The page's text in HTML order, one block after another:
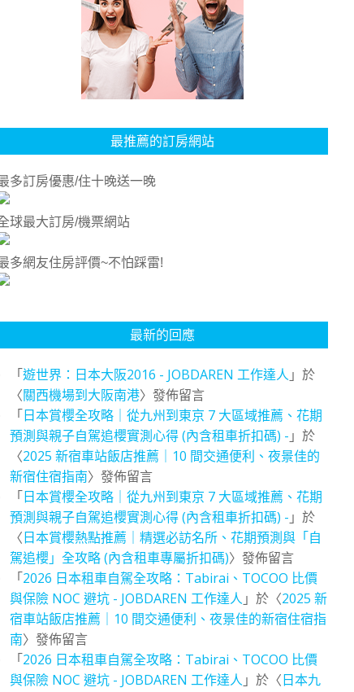
最推薦的訂房網站
多訂房優惠/住十晚送一晚
球最大訂房/機票網站
多網友住房評價~不怕踩雷!
最新的回應
「遊世界：日本大阪2016 - JOBDAREN 工作達人 」於
〈關西機場到大阪南港〉發佈留言
「日本賞櫻全攻略｜從九州到東京 7 大區域推薦、花期
預測與親子自駕追櫻實測心得 (內含租車折扣碼) - 」於
〈2025 新宿車站飯店推薦｜10 間交通便利、夜景佳的
新宿住宿指南〉發佈留言
「日本賞櫻全攻略｜從九州到東京 7 大區域推薦、花期
預測與親子自駕追櫻實測心得 (內含租車折扣碼) - 」於
〈日本賞櫻熱點推薦｜精選必訪名所、花期預測與「自
駕追櫻」全攻略 (內含租車專屬折扣碼)〉發佈留言
「2026 日本租車自駕全攻略：Tabirai、TOCOO 比價
與保險 NOC 避坑 - JOBDAREN 工作達人 」於〈2025 新
宿車站飯店推薦｜10 間交通便利、夜景佳的新宿住宿指
南〉發佈留言
「2026 日本租車自駕全攻略：Tabirai、TOCOO 比價
與保險 NOC 避坑 - JOBDAREN 工作達人 」於〈日本九